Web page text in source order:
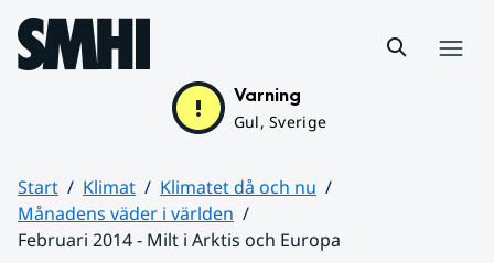
Hoppa till sidans innehåll
Varning
Gul, Sverige
Start Klimat
Klimatet då och nu
Månadens väder i världen
Februari 2014 - Milt i Arktis och Europa